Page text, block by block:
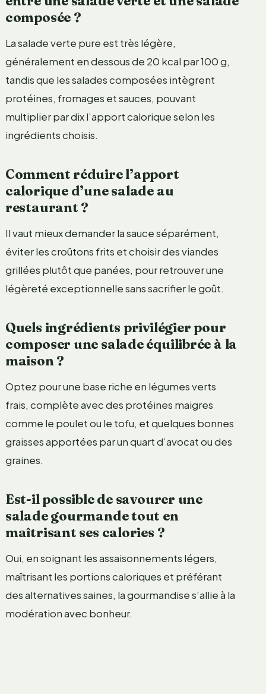
composée ?
La salade verte pure est très légère,
généralement en dessous de 20 kcal par 100 g,
tandis que les salades composées intègrent
protéines, fromages et sauces, pouvant
multiplier par dix l’apport calorique selon les
ingrédients choisis.
Comment réduire l’apport
calorique d’une salade au
restaurant ?
Il vaut mieux demander la sauce séparément,
éviter les croûtons frits et choisir des viandes
grillées plutôt que panées, pour retrouver une
légèreté exceptionnelle sans sacrifier le goût.
Quels ingrédients privilégier pour
composer une salade équilibrée à la
maison ?
Optez pour une base riche en légumes verts
frais, complète avec des protéines maigres
comme le poulet ou le tofu, et quelques bonnes
graisses apportées par un quart d’avocat ou des
graines.
Est-il possible de savourer une
salade gourmande tout en
maîtrisant ses calories ?
Oui, en soignant les assaisonnements légers,
maîtrisant les portions caloriques et préférant
des alternatives saines, la gourmandise s’allie à la
modération avec bonheur.